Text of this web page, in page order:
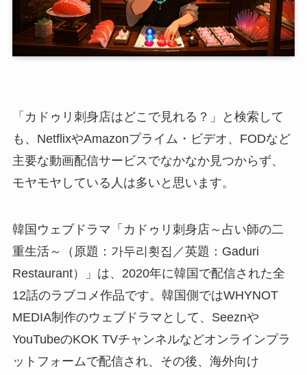
「カドゥリ刺身店はどこで見れる？」と検索して
も、NetflixやAmazonプライム・ビデオ、FODなど
主要な動画配信サービスでなかなか見つからず、
モヤモヤしている人は多いと思います。
韓国ウェブドラマ「カドゥリ刺身店～占い師の二
重生活～（原題：가두리횟집／英題：Gaduri
Restaurant）」は、2020年に韓国で配信された全
12話のラブコメ作品です。韓国側ではWHYNOT
MEDIA制作のウェブドラマとして、Seeznや
YouTubeのKOK TVチャンネルなどオンラインプラ
ットフォームで配信され、その後、海外向け